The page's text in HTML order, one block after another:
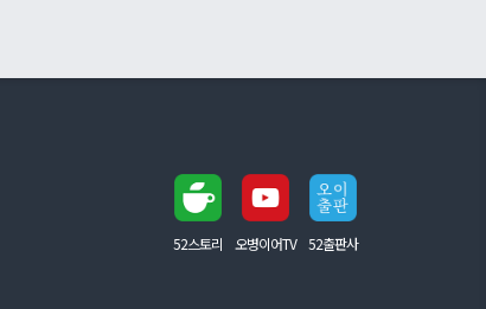
52스토리 오병이어TV 52출판사